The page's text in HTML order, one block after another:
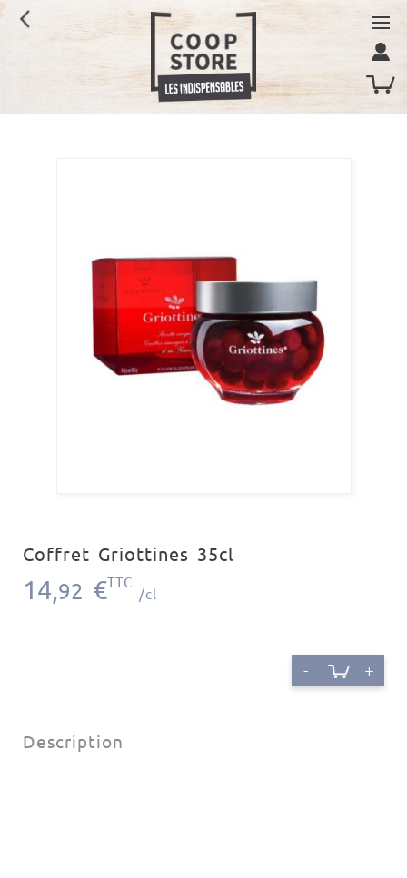
Coffret Griottines 35cl
14,92 €TTC
/cl
- +
Description